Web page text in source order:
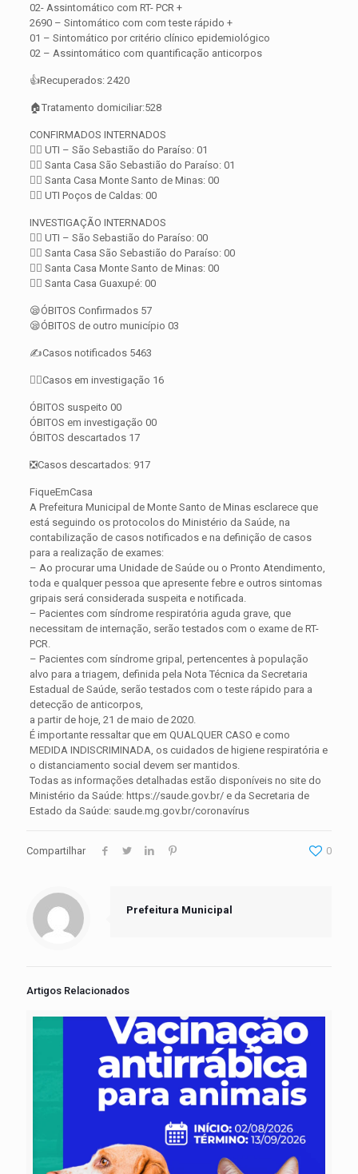
02- Assintomático com RT- PCR +
2690 – Sintomático com com teste rápido +
01 – Sintomático por critério clínico epidemiológico
02 – Assintomático com quantificação anticorpos
👍Recuperados: 2420
🏠Tratamento domiciliar:528
CONFIRMADOS INTERNADOS
👨‍⚕️ UTI – São Sebastião do Paraíso: 01
👨‍⚕️ Santa Casa São Sebastião do Paraíso: 01
👨‍⚕️ Santa Casa Monte Santo de Minas: 00
👨‍⚕️ UTI Poços de Caldas: 00
INVESTIGAÇÃO INTERNADOS
👨‍⚕️ UTI – São Sebastião do Paraíso: 00
👨‍⚕️ Santa Casa São Sebastião do Paraíso: 00
👨‍⚕️ Santa Casa Monte Santo de Minas: 00
👨‍⚕️ Santa Casa Guaxupé: 00
😪ÓBITOS Confirmados 57
😪ÓBITOS de outro município 03
✍️Casos notificados 5463
🕵️‍♀️Casos em investigação 16
ÓBITOS suspeito 00
ÓBITOS em investigação 00
ÓBITOS descartados 17
❎Casos descartados: 917
FiqueEmCasa
A Prefeitura Municipal de Monte Santo de Minas esclarece que
está seguindo os protocolos do Ministério da Saúde, na
contabilização de casos notificados e na definição de casos
para a realização de exames:
– Ao procurar uma Unidade de Saúde ou o Pronto Atendimento,
toda e qualquer pessoa que apresente febre e outros sintomas
gripais será considerada suspeita e notificada.
– Pacientes com síndrome respiratória aguda grave, que
necessitam de internação, serão testados com o exame de RT-
PCR.
– Pacientes com síndrome gripal, pertencentes à população
alvo para a triagem, definida pela Nota Técnica da Secretaria
Estadual de Saúde, serão testados com o teste rápido para a
detecção de anticorpos,
a partir de hoje, 21 de maio de 2020.
É importante ressaltar que em QUALQUER CASO e como
MEDIDA INDISCRIMINADA, os cuidados de higiene respiratória e
o distanciamento social devem ser mantidos.
Todas as informações detalhadas estão disponíveis no site do
Ministério da Saúde: https://saude.gov.br/ e da Secretaria de
Estado da Saúde: saude.mg.gov.br/coronavírus
Compartilhar 0
Prefeitura Municipal
Artigos Relacionados